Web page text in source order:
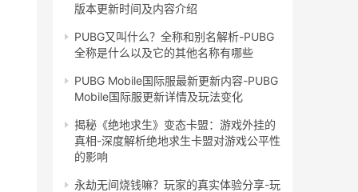
版本更新时间及内容介绍
PUBG又叫什么？全称和别名解析-PUBG
全称是什么以及它的其他名称有哪些
PUBG Mobile国际服最新更新内容-PUBG
Mobile国际服更新详情及玩法变化
揭秘《绝地求生》变态卡盟：游戏外挂的
真相-深度解析绝地求生卡盟对游戏公平性
的影响
永劫无间烧钱嘛？玩家的真实体验分享-玩